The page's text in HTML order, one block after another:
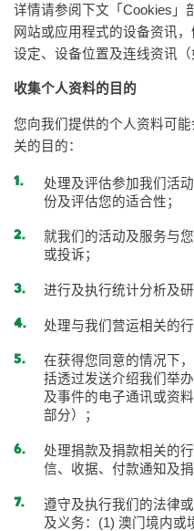
详情请参阅下文「Cookies」
网站或应用程式的设备资讯
设定、设备位置及连线资讯（
收集个人资料的目的
您向我们提供的个人资料可
关的目的：
处理及评估参加我们活
份及评估您的适合性；
就我们的活动及服务与
或投诉；
进行及执行统计分析及研
处理与我们营运相关的行
在获得您同意的情况下
括透过发送介绍我们举
及事件的电子通讯或资
部分）；
处理捐款及捐款相关的
信、收据、付款通知及捐
遵守及执行我们的法律
及义务：(1) 澳门境内或